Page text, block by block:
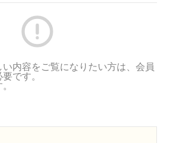
内容をご覧になりたい方は、会員
です。